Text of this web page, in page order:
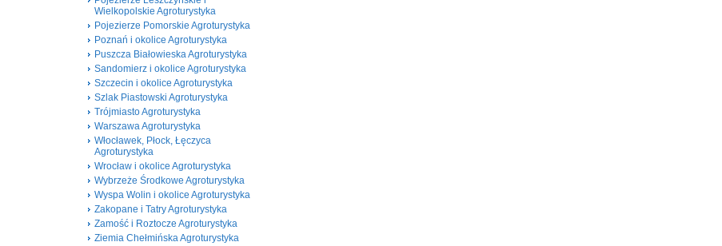
Wielkopolskie Agroturystyka
Pojezierze Pomorskie Agroturystyka
Poznań i okolice Agroturystyka
Puszcza Białowieska Agroturystyka
Sandomierz i okolice Agroturystyka
Szczecin i okolice Agroturystyka
Szlak Piastowski Agroturystyka
Trójmiasto Agroturystyka
Warszawa Agroturystyka
Włocławek, Płock, Łęczyca
Agroturystyka
Wrocław i okolice Agroturystyka
Wybrzeże Środkowe Agroturystyka
Wyspa Wolin i okolice Agroturystyka
Zakopane i Tatry Agroturystyka
Zamość i Roztocze Agroturystyka
Ziemia Chełmińska Agroturystyka